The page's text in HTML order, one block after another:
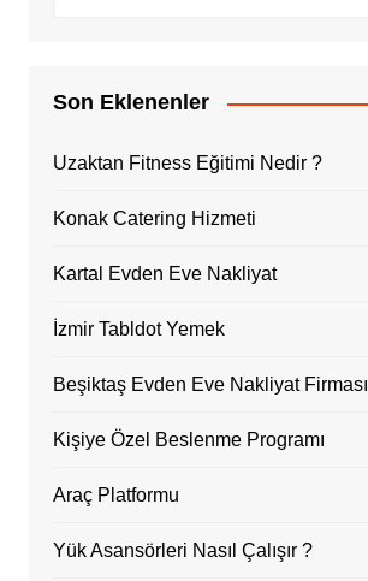
Son Eklenenler
Uzaktan Fitness Eğitimi Nedir ?
Konak Catering Hizmeti
Kartal Evden Eve Nakliyat
İzmir Tabldot Yemek
Beşiktaş Evden Eve Nakliyat Firması
Kişiye Özel Beslenme Programı
Araç Platformu
Yük Asansörleri Nasıl Çalışır ?